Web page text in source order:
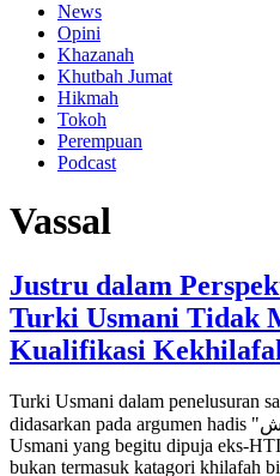
News
Opini
Khazanah
Khutbah Jumat
Hikmah
Tokoh
Perempuan
Podcast
Vassal
Justru dalam
Turki Usmani Tidak
Kualifikasi
Turki Usmani dalam penelusuran
didasarkan pada argumen hadis "الائمة من قريش". Maka, dinasti
Usmani yang begitu dipuja eks-
bukan termasuk katagori khilafah